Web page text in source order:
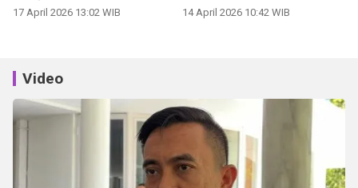
17 April 2026 13:02 WIB 14 April 2026 10:42 WIB
Video